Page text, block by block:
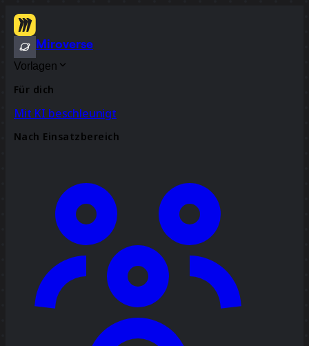
Miroverse
Vorlagen
Für dich
Mit KI beschleunigt
Nach Einsatzbereich